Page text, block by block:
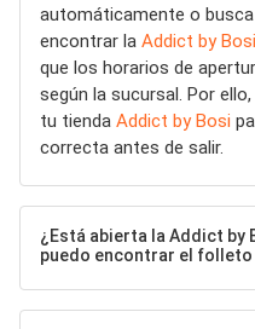
automáticamente o
encontrar la Addict by Bosi
que los horarios de
según la sucursal. Por
tu tienda Addict by Bosi
correcta antes de salir.
¿Está abierta la Addict by
puedo encontrar el